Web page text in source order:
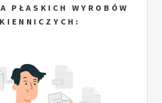
PŁASKICH WYROBÓW